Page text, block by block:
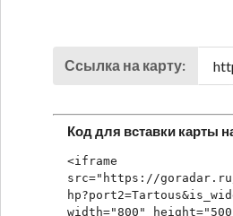
Ссылка на карту:
Код для вставки карты
<iframe
src="https://goradar.ru/
width="800"